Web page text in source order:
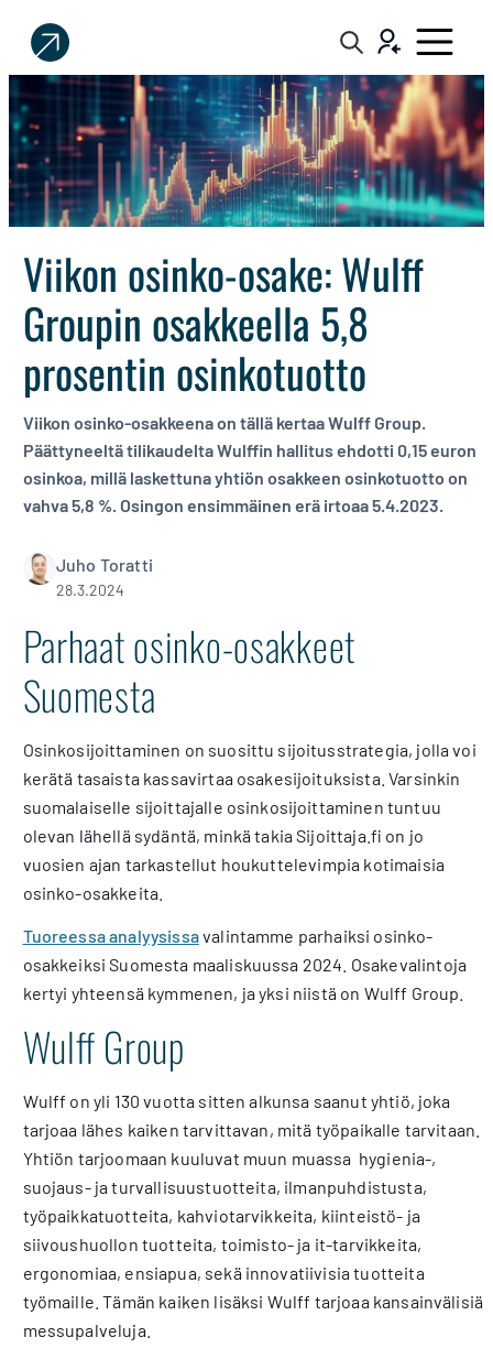
Sijoittaja.fi
Tee
parempia
sijoituspäätöksiä
Viikon osinko-osake: Wulff
Groupin osakkeella 5,8
prosentin osinkotuotto
Viikon osinko-osakkeena on tällä kertaa Wulff Group.
Päättyneeltä tilikaudelta Wulffin hallitus ehdotti 0,15 euron
osinkoa, millä laskettuna yhtiön osakkeen osinkotuotto on
vahva 5,8 %. Osingon ensimmäinen erä irtoaa 5.4.2023.
Juho Toratti
28.3.2024
Parhaat osinko-osakkeet
Suomesta
Osinkosijoittaminen on suosittu sijoitusstrategia, jolla voi
kerätä tasaista kassavirtaa osakesijoituksista. Varsinkin
suomalaiselle sijoittajalle osinkosijoittaminen tuntuu
olevan lähellä sydäntä, minkä takia Sijoittaja.fi on jo
vuosien ajan tarkastellut houkuttelevimpia kotimaisia
osinko-osakkeita.
Tuoreessa analyysissavalintamme parhaiksi osinko-
osakkeiksi Suomesta maaliskuussa 2024. Osakevalintoja
kertyi yhteensä kymmenen, ja yksi niistä on Wulff Group.
Wulff Group
Wulff on yli 130 vuotta sitten alkunsa saanut yhtiö, joka
tarjoaa lähes kaiken tarvittavan, mitä työpaikalle tarvitaan.
Yhtiön tarjoomaan kuuluvat muun muassa hygienia-,
suojaus- ja turvallisuustuotteita, ilmanpuhdistusta,
työpaikkatuotteita, kahviotarvikkeita, kiinteistö- ja
siivoushuollon tuotteita, toimisto- ja it-tarvikkeita,
ergonomiaa, ensiapua, sekä innovatiivisia tuotteita
työmaille. Tämän kaiken lisäksi Wulff tarjoaa kansainvälisiä
messupalveluja.